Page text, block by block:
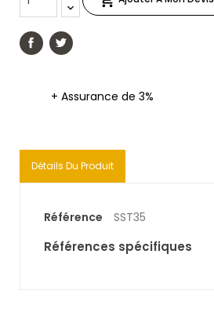
+ Assurance de 3%
Détails Du Produit
Référence SST35
Références spécifiques